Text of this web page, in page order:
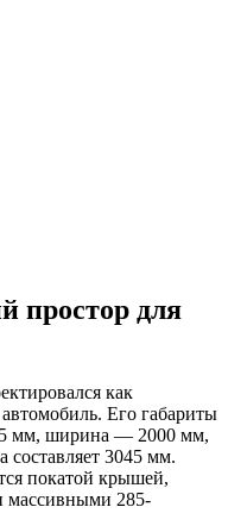
простор для
как
Его габариты
мм, ширина — 2000 мм,
составляет 3045 мм.
покатой крышей,
массивными 285-